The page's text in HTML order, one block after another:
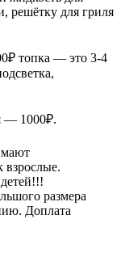
решётку для гриля
топка — это 3-4
— 1000₽.
взрослые.
размера
Доплата